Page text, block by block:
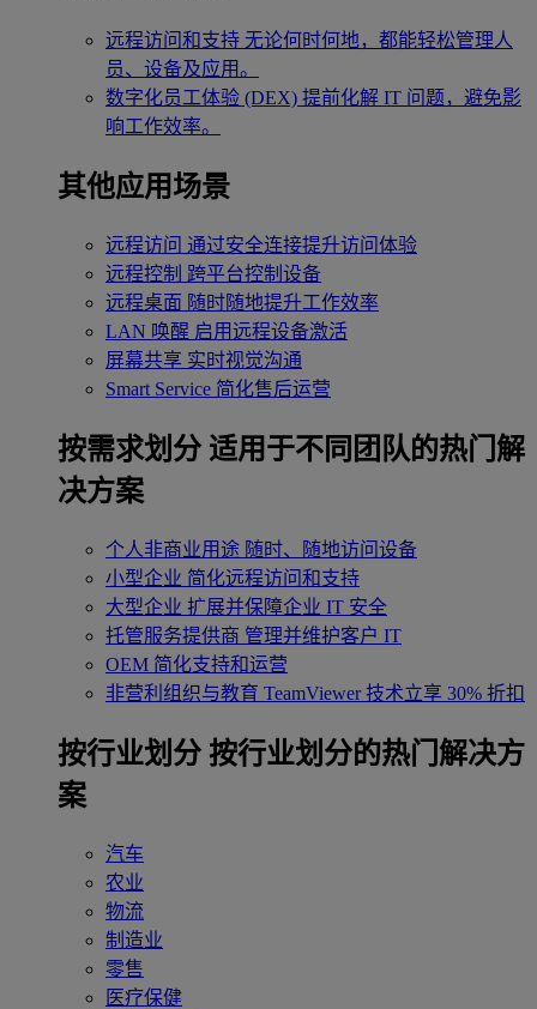
远程访问和支持 无论何时何地，都能轻松管理人
员、设备及应用。
数字化员工体验 (DEX) 提前化解 IT 问题，避免影
响工作效率。
其他应用场景
远程访问 通过安全连接提升访问体验
远程控制 跨平台控制设备
远程桌面 随时随地提升工作效率
LAN 唤醒 启用远程设备激活
屏幕共享 实时视觉沟通
Smart Service 简化售后运营
按需求划分 适用于不同团队的热门解
决方案
个人非商业用途 随时、随地访问设备
小型企业 简化远程访问和支持
大型企业 扩展并保障企业 IT 安全
托管服务提供商 管理并维护客户 IT
OEM 简化支持和运营
非营利组织与教育 TeamViewer 技术立享 30% 折扣
‌按行业划分 按行业划分的热门解决方
案
汽车
农业
物流
制造业
零售
医疗保健